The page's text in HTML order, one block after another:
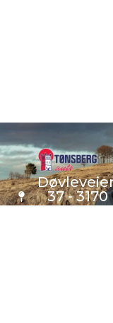
37 - 3170
Sem